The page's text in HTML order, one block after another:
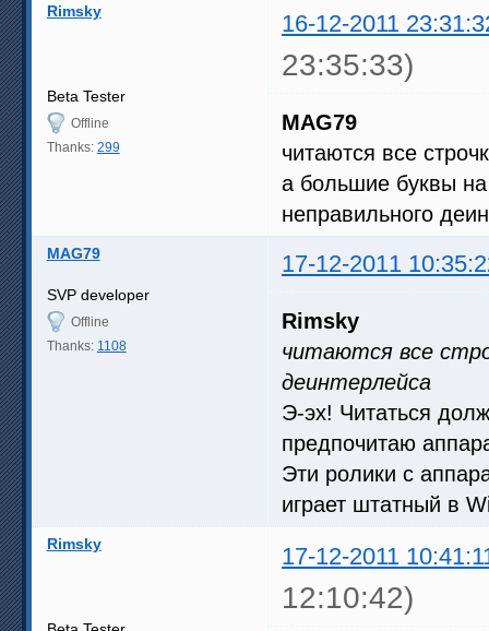
Rimsky 16-12-2011
23:35:33)
Beta Tester
Offline
Thanks: 299
MAG79
читаются все
а большие буквы
неправильного
MAG79 17-12-2011
SVP developer
Offline
Thanks: 1108
Rimsky
читаются все
деинтерлейса
Э-эх! Читаться
предпочитаю
Эти ролики с
играет штатный в
Rimsky 17-12-2011
12:10:42)